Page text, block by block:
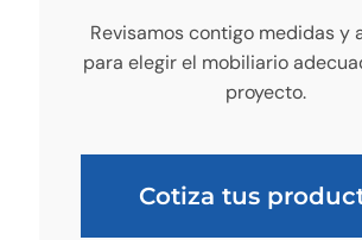
Revisamos contigo medidas y
para elegir el mobiliario
proyecto.
Cotiza tus